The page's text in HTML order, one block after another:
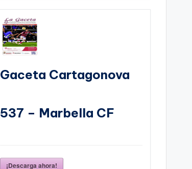
Gaceta Cartagonova
537 – Marbella CF
¡Descarga ahora!